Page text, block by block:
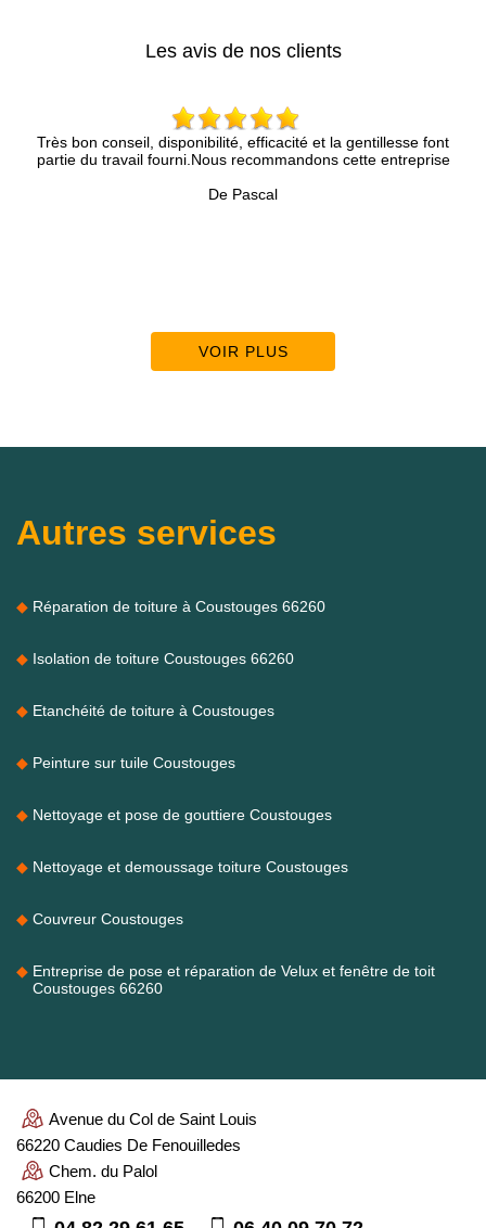
Les avis de nos clients
Très bon conseil, disponibilité, efficacité et la gentillesse font
partie du travail fourni.Nous recommandons cette entreprise
De Pascal
VOIR PLUS
Autres services
Réparation de toiture à Coustouges 66260
Isolation de toiture Coustouges 66260
Etanchéité de toiture à Coustouges
Peinture sur tuile Coustouges
Nettoyage et pose de gouttiere Coustouges
Nettoyage et demoussage toiture Coustouges
Couvreur Coustouges
Entreprise de pose et réparation de Velux et fenêtre de toit
Coustouges 66260
Avenue du Col de Saint Louis
66220 Caudies De Fenouilledes
Chem. du Palol
66200 Elne